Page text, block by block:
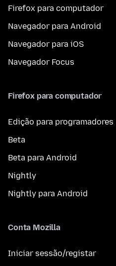
Firefox para computador
Navegador para Android
Navegador para iOS
Navegador Focus
Firefox para computador
Edição para programadores
Beta
Beta para Android
Nightly
Nightly para Android
Conta Mozilla
Iniciar sessão/registar